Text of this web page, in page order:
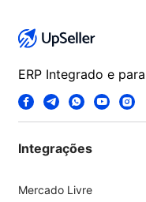
ERP Integrado e
Integrações
Mercado Livre